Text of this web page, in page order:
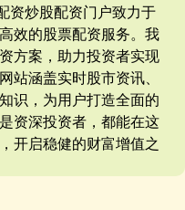
资炒股配资门户致力于
效的股票配资服务。我
方案，助力投资者实现
站涵盖实时股市资讯、
识，为用户打造全面的
资深投资者，都能在这
开启稳健的财富增值之